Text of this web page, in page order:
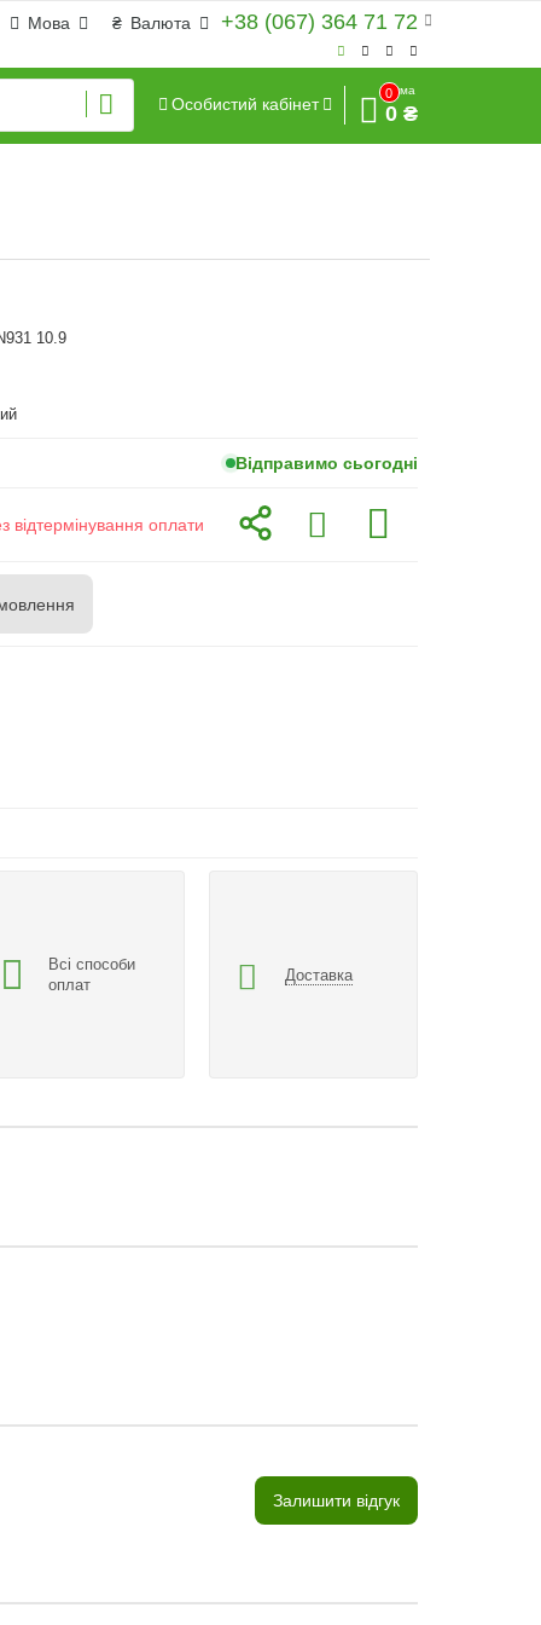
+38 (067) 364 71 72
₴ Валюта
Мова
Особистий кабінет
0
Сума
0 ₴
10.9
Відправимо сьогодні
відтермінування оплати
Всі способи
оплат
Доставка
Залишити відгук